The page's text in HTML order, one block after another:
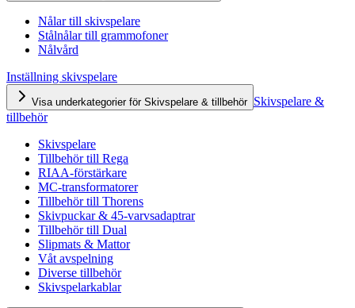
Nålar till skivspelare
Stålnålar till grammofoner
Nålvård
Inställning skivspelare
Visa underkategorier för Skivspelare & tillbehör Skivspelare &
tillbehör
Skivspelare
Tillbehör till Rega
RIAA-förstärkare
MC-transformatorer
Tillbehör till Thorens
Skivpuckar & 45-varvsadaptrar
Tillbehör till Dual
Slipmats & Mattor
Våt avspelning
Diverse tillbehör
Skivspelarkablar